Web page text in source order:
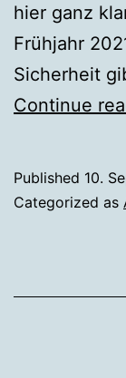
hier ganz
Frühjahr
Sicherheit
Continue
Published 10.
Categorized as